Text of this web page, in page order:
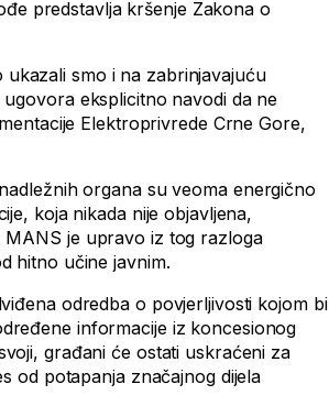
predstavlja kršenje Zakona o
smo i na zabrinjavajuću
eksplicitno navodi da ne
Elektroprivrede Crne Gore,
organa su veoma energično
koja nikada nije objavljena,
je upravo iz tog razloga
hitno učine javnim.
odredba o povjerljivosti kojom bi
informacije iz koncesionog
građani će ostati uskraćeni za
od potapanja značajnog dijela